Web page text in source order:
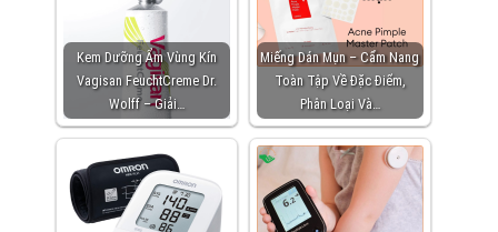
Kem Dưỡng Ẩm Vùng Kín
Vagisan FeuchtCreme Dr.
Wolff – Giải…
Miếng Dán Mụn – Cẩm Nang
Toàn Tập Về Đặc Điểm,
Phân Loại Và…